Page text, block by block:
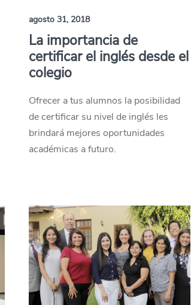
agosto 31, 2018
La importancia de
certificar el inglés desde el
colegio
Ofrecer a tus alumnos la posibilidad
de certificar su nivel de inglés les
brindará mejores oportunidades
académicas a futuro.